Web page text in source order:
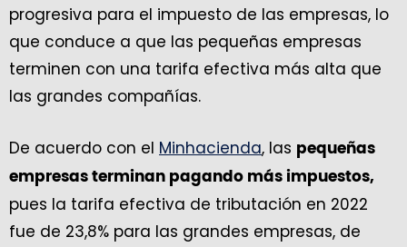
progresiva para el impuesto de las empresas, lo
que conduce a que las pequeñas empresas
terminen con una tarifa efectiva más alta que
las grandes compañías.
De acuerdo con el Minhacienda, las pequeñas
empresas terminan pagando más impuestos,
pues la tarifa efectiva de tributación en 2022
fue de 23,8% para las grandes empresas, de